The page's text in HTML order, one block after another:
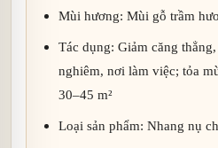
Mùi hương: Mùi gỗ trầm
Tác dụng: Giảm căng
nghiêm, nơi làm việc; tỏa
30–45 m²
Loại sản phẩm: Nhang nụ